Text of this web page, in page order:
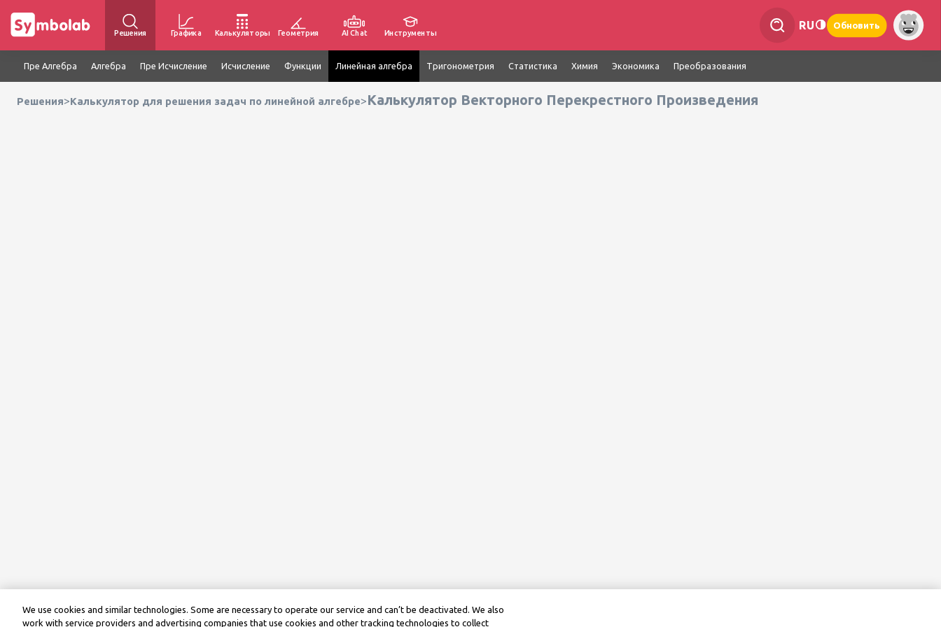
Решения Графика Калькуляторы Геометрия AI Chat Инструменты
RU Обновить
Пре Алгебра Алгебра Пре Исчисление Исчисление Функции Линейная алгебра Тригонометрия Статистика Химия Экономика Преобразования
Решения>Калькулятор для решения задач по линейной алгебре>Калькулятор Векторного Перекрестного Произведения
We use cookies and similar technologies. Some are necessary to operate our service and can’t be deactivated. We also
work with service providers and advertising companies that use cookies and other tracking technologies to collect